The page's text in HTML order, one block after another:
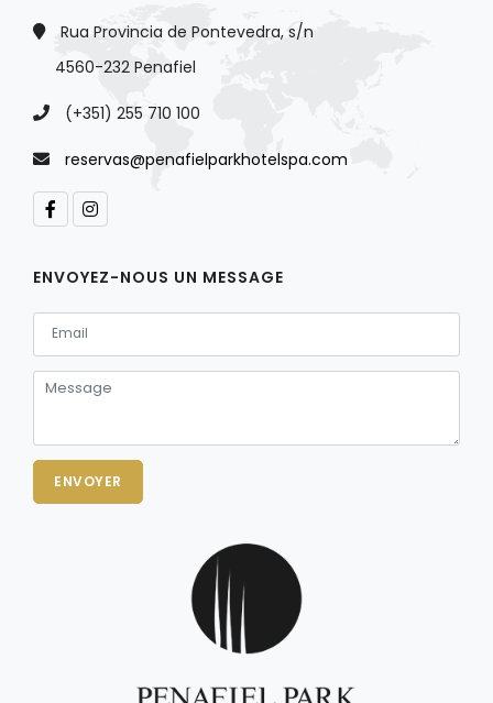
Rua Provincia de Pontevedra, s/n
4560-232 Penafiel
(+351) 255 710 100
reservas@penafielparkhotelspa.com
ENVOYEZ-NOUS UN MESSAGE
ENVOYER